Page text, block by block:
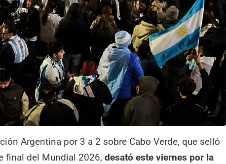
Argentina por 3 a 2 sobre Cabo Verde, que selló
final del Mundial 2026,desató este viernes por la